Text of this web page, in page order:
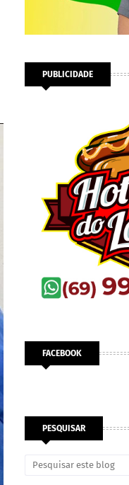
PUBLICIDADE
FACEBOOK
PESQUISAR